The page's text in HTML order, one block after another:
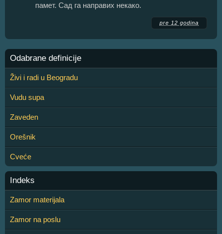
памет. Сад га направих некако.
pre 12 godina
Odabrane definicije
Živi i radi u Beogradu
Vudu supa
Zaveden
Orešnik
Cveće
Indeks
Zamor materijala
Zamor na poslu